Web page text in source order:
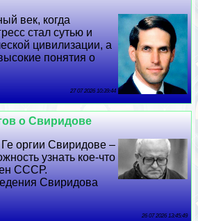
век, когда
стал сутью и
цивилизации, а
понятия о
27 07 2026 10:39:44
о Свиридове
opгии Свиридове –
узнать кое-что
СССР.
Свиридова
26 07 2026 13:45:49